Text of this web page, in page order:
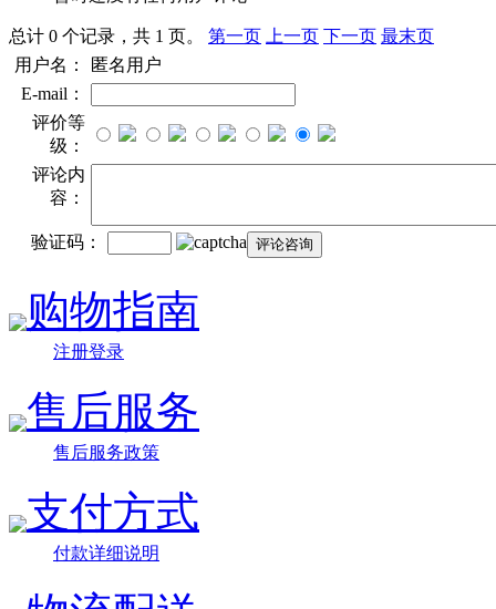
总计 0 个记录，共 1 页。 第一页 上一页 下一页 最末页
用户名：
匿名用户
E-mail：
评价等
级：
评论内
容：
验证码：
购物指南
注册登录
售后服务
售后服务政策
支付方式
付款详细说明